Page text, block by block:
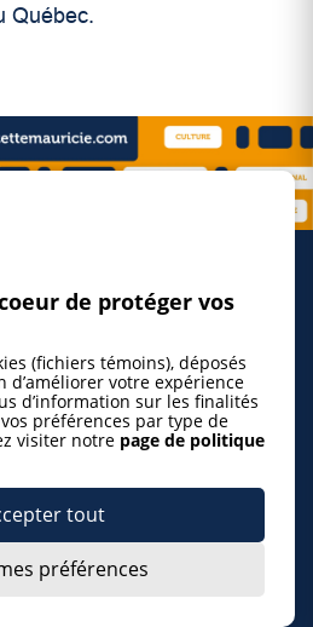
Québec.
la Mauricie. Tous droits
de protéger vos
(fichiers témoins), déposés
d’améliorer votre expérience
d’information sur les finalités
préférences par type de
visiter notre page de politique
tout
préférences